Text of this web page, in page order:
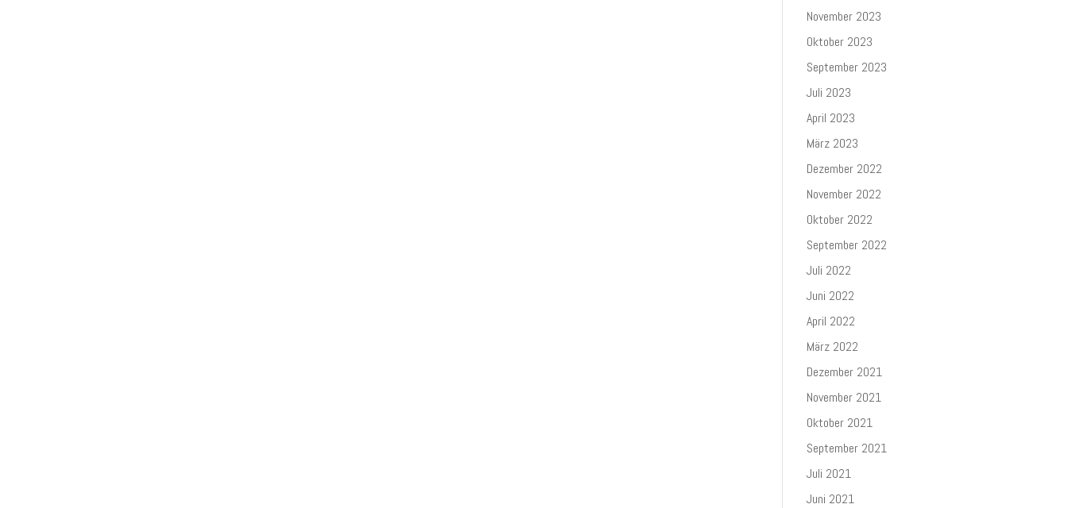
November 2023
Oktober 2023
September 2023
Juli 2023
April 2023
März 2023
Dezember 2022
November 2022
Oktober 2022
September 2022
Juli 2022
Juni 2022
April 2022
März 2022
Dezember 2021
November 2021
Oktober 2021
September 2021
Juli 2021
Juni 2021